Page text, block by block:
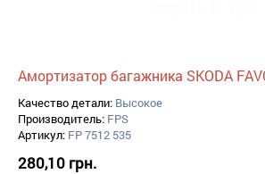
Амортизатор багажника SKODA
Качество детали: Высокое
Производитель: FPS
Артикул: FP 7512 535
280,10 грн.